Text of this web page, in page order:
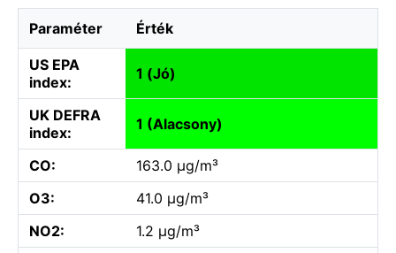
Paraméter Érték
US EPA
index:
1 (Jó)
UK DEFRA
index:
1 (Alacsony)
CO:
163.0 µg/m³
O3:
41.0 µg/m³
NO2:
1.2 µg/m³